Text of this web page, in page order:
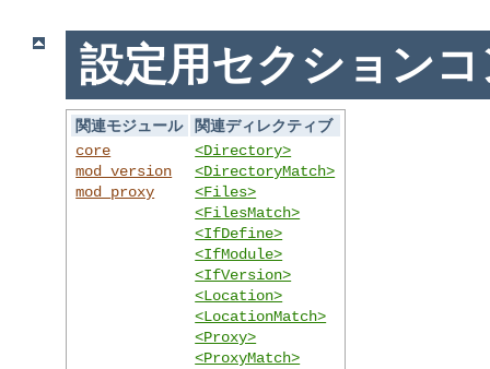
設定用セクション
関連モジュール
関連ディレクティブ
core
mod_version
mod_proxy
<Directory>
<DirectoryMatch>
<Files>
<FilesMatch>
<IfDefine>
<IfModule>
<IfVersion>
<Location>
<LocationMatch>
<Proxy>
<ProxyMatch>